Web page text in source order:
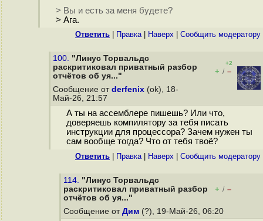
> Вы и есть за меня будете?
> Ага.
Ответить Правка| Наверх Cообщить модератору
100. "Линус Торвальдс
раскритиковал приватный разбор
отчётов об уя..."
+2
+ / –
Сообщение от derfenix (ok), 18-
Май-26, 21:57
А ты на ассемблере пишешь? Или что,
доверяешь компилятору за тебя писать
инструкции для процессора? Зачем нужен ты
сам вообще тогда? Что от тебя твоё?
Ответить Правка| Наверх Cообщить модератору
114. "Линус Торвальдс
раскритиковал приватный разбор
отчётов об уя..."
+ / –
Сообщение от Дим (?), 19-Май-26, 06:20